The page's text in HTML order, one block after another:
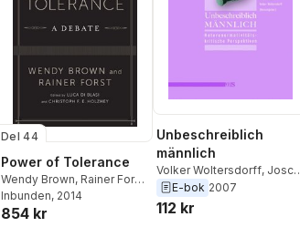
Del 44
Power of Tolerance
Wendy Brown, Rainer Forst
Luca Di Blasi,Christoph
Holzhey
Inbunden, 2014
854 kr
Unbeschreiblich
männlich
Volker Woltersdorff, Josch
Hoenes, Robin Bauer
E-bok 2007
112 kr